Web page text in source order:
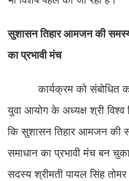
सुशासन तिहार आमजन की
का प्रभावी मंच
कार्यक्रम को संबोधित
युवा आयोग के अध्यक्ष श्री
कि सुशासन तिहार आमजन की
समाधान का प्रभावी मंच बन
सदस्य श्रीमती पायल सिंह